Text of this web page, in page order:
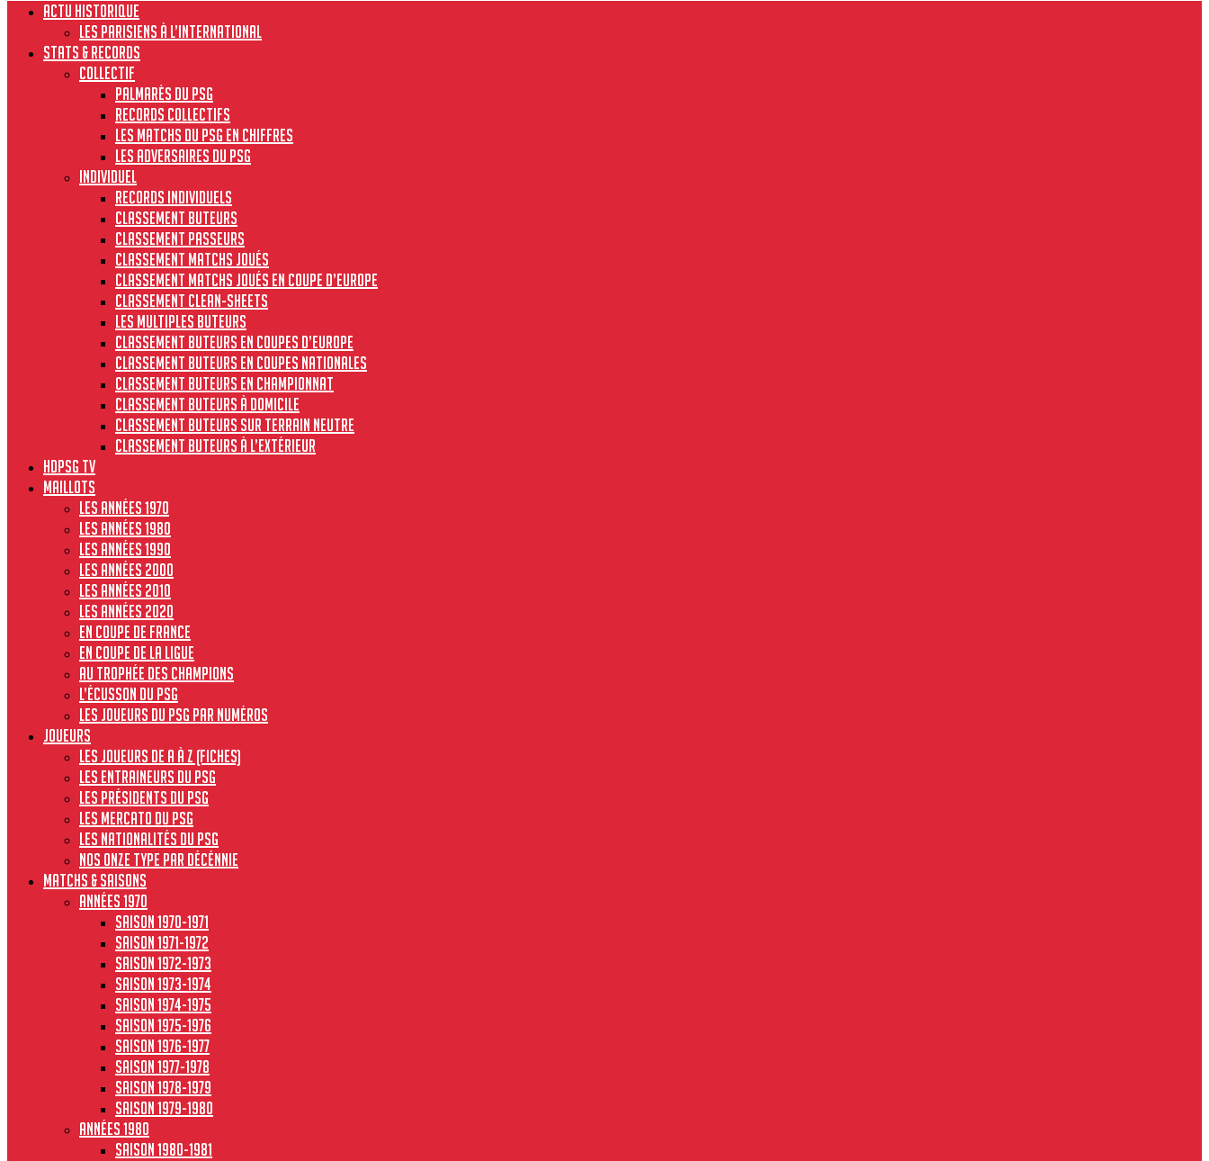
ACTU HISTORIQUE
Les Parisiens à l’international
STATS & RECORDS
Collectif
Palmarès du PSG
Records collectifs
Les matchs du PSG en chiffres
Les adversaires du PSG
Individuel
Records individuels
Classement buteurs
Classement passeurs
Classement matchs joués
Classement matchs joués en Coupe d’Europe
Classement clean-sheets
Les multiples buteurs
Classement buteurs en coupes d’Europe
Classement buteurs en coupes nationales
Classement buteurs en championnat
Classement buteurs à domicile
Classement buteurs sur terrain neutre
Classement buteurs à l’extérieur
HdPSG TV
MAILLOTS
Les années 1970
Les années 1980
Les années 1990
Les années 2000
Les années 2010
Les années 2020
En Coupe de France
En Coupe de la Ligue
Au Trophée des Champions
L’écusson du PSG
Les joueurs du PSG par numéros
JOUEURS
Les joueurs de A à Z (fiches)
Les entraineurs du PSG
Les présidents du PSG
Les Mercato du PSG
Les nationalités du PSG
Nos onze type par décénnie
MATCHS & SAISONS
Années 1970
Saison 1970-1971
Saison 1971-1972
Saison 1972-1973
Saison 1973-1974
Saison 1974-1975
Saison 1975-1976
Saison 1976-1977
Saison 1977-1978
Saison 1978-1979
Saison 1979-1980
Années 1980
Saison 1980-1981